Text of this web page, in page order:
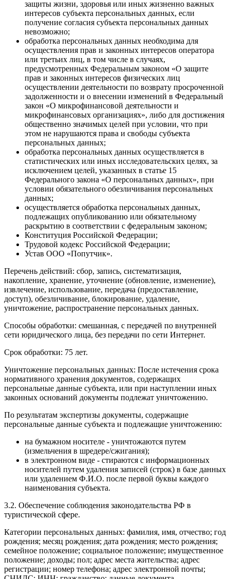
защиты жизни, здоровья или иных жизненно важных
интересов субъекта персональных данных, если
получение согласия субъекта персональных данных
невозможно;
обработка персональных данных необходима для
осуществления прав и законных интересов оператора
или третьих лиц, в том числе в случаях,
предусмотренных Федеральным законом «О защите
прав и законных интересов физических лиц
осуществлении деятельности по возврату просроченной
задолженности и о внесении изменений в Федеральный
закон «О микрофинансовой деятельности и
микрофинансовых организациях», либо для достижения
общественно значимых целей при условии, что при
этом не нарушаются права и свободы субъекта
персональных данных;
обработка персональных данных осуществляется в
статистических или иных исследовательских целях, за
исключением целей, указанных в статье 15
Федерального закона «О персональных данных», при
условии обязательного обезличивания персональных
данных;
осуществляется обработка персональных данных,
подлежащих опубликованию или обязательному
раскрытию в соответствии с федеральным законом;
Конституция Российской Федерации;
Трудовой кодекс Российской Федерации;
Устав ООО «Попутчик».
Перечень действий: сбор, запись, систематизация,
накопление, хранение, уточнение (обновление, изменение),
извлечение, использование, передача (предоставление,
доступ), обезличивание, блокирование, удаление,
уничтожение, распространение персональных данных.
Способы обработки: смешанная, с передачей по внутренней
сети юридического лица, без передачи по сети Интернет.
Срок обработки: 75 лет.
Уничтожение персональных данных: После истечения срока
нормативного хранения документов, содержащих
персональные данные субъекта, или при наступлении иных
законных оснований документы подлежат уничтожению.
По результатам экспертизы документы, содержащие
персональные данные субъекта и подлежащие уничтожению:
на бумажном носителе - уничтожаются путем
(измельчения в шредере/сжигания);
в электронном виде - стираются с информационных
носителей путем удаления записей (строк) в базе данных
или удалением Ф.И.О. после первой буквы каждого
наименования субъекта.
3.2. Обеспечение соблюдения законодательства РФ в
туристической сфере.
Категории персональных данных: фамилия, имя, отчество; год
рождения; месяц рождения; дата рождения; место рождения;
семейное положение; социальное положение; имущественное
положение; доходы; пол; адрес места жительства; адрес
регистрации; номер телефона; адрес электронной почты;